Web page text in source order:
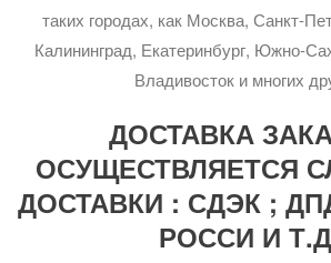
таких городах, как Москва, Санкт-
Калининград, Екатеринбург, Южно-
Владивосток и многих
ДОСТАВКА
ОСУЩЕСТВЛЯЕТСЯ
ДОСТАВКИ : СДЭК ;
РОССИ И